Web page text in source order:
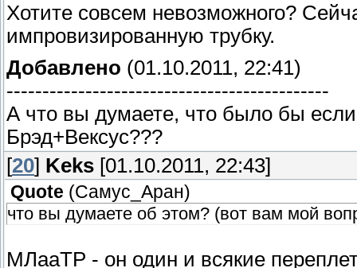
Хотите совсем невозможного?
импровизированную трубку.
Добавлено (01.10.2011, 22:41)
---------------------------------------------
А что вы думаете, что было бы
Брэд+Вексус???
[20] Keks [01.10.2011, 22:43]
Quote (Самус_Аран)
что вы думаете об этом? (вот вам мой
МЛааТР - он один и всякие